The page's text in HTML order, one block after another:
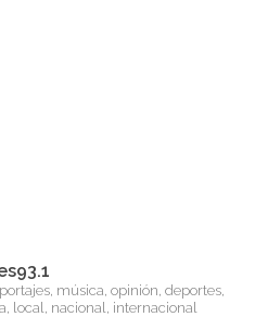
música, opinión, deportes,
local, nacional, internacional